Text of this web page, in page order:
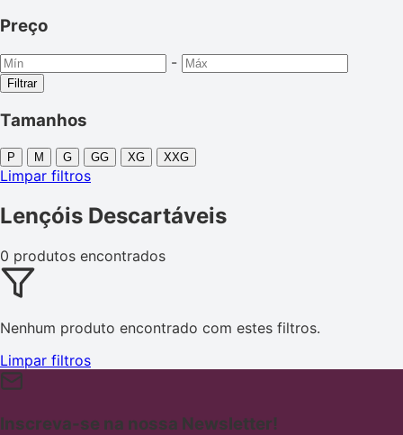
Preço
-
Filtrar
Tamanhos
P M G GG XG XXG
Limpar filtros
Lençóis Descartáveis
0 produtos encontrados
Nenhum produto encontrado com estes filtros.
Limpar filtros
Inscreva-se na nossa Newsletter!